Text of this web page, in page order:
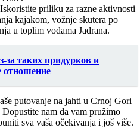
priliku za razne aktivnosti
kajakom, vožnje skutera po
u toplim vodama Jadrana.
за таких придурков и
отношение
putovanje na jahti u Crnoj Gori
nam da vam pružimo
sva vaša očekivanja i još više.